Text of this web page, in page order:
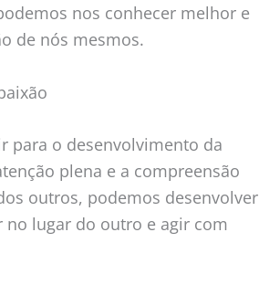
nos conhecer melhor e
de nós mesmos.
para o desenvolvimento da
plena e a compreensão
outros, podemos desenvolver
no lugar do outro e agir com